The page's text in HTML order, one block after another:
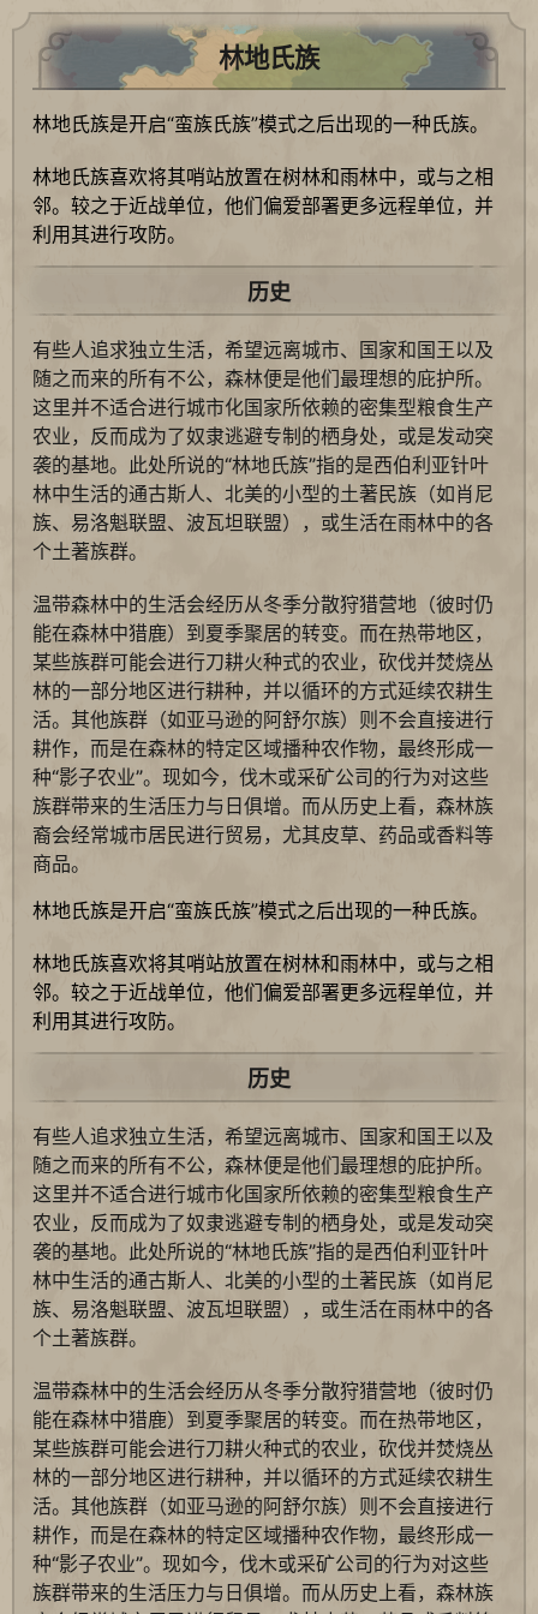
林地氏族
林地氏族是开启“蛮族氏族”模式之后出现的一种氏族。
林地氏族喜欢将其哨站放置在树林和雨林中，或与之相
邻。较之于近战单位，他们偏爱部署更多远程单位，并
利用其进行攻防。
历史
有些人追求独立生活，希望远离城市、国家和国王以及
随之而来的所有不公，森林便是他们最理想的庇护所。
这里并不适合进行城市化国家所依赖的密集型粮食生产
农业，反而成为了奴隶逃避专制的栖身处，或是发动突
袭的基地。此处所说的“林地氏族”指的是西伯利亚针叶
林中生活的通古斯人、北美的小型的土著民族（如肖尼
族、易洛魁联盟、波瓦坦联盟），或生活在雨林中的各
个土著族群。
温带森林中的生活会经历从冬季分散狩猎营地（彼时仍
能在森林中猎鹿）到夏季聚居的转变。而在热带地区，
某些族群可能会进行刀耕火种式的农业，砍伐并焚烧丛
林的一部分地区进行耕种，并以循环的方式延续农耕生
活。其他族群（如亚马逊的阿舒尔族）则不会直接进行
耕作，而是在森林的特定区域播种农作物，最终形成一
种“影子农业”。现如今，伐木或采矿公司的行为对这些
族群带来的生活压力与日俱增。而从历史上看，森林族
裔会经常城市居民进行贸易，尤其皮草、药品或香料等
商品。
林地氏族是开启“蛮族氏族”模式之后出现的一种氏族。
林地氏族喜欢将其哨站放置在树林和雨林中，或与之相
邻。较之于近战单位，他们偏爱部署更多远程单位，并
利用其进行攻防。
历史
有些人追求独立生活，希望远离城市、国家和国王以及
随之而来的所有不公，森林便是他们最理想的庇护所。
这里并不适合进行城市化国家所依赖的密集型粮食生产
农业，反而成为了奴隶逃避专制的栖身处，或是发动突
袭的基地。此处所说的“林地氏族”指的是西伯利亚针叶
林中生活的通古斯人、北美的小型的土著民族（如肖尼
族、易洛魁联盟、波瓦坦联盟），或生活在雨林中的各
个土著族群。
温带森林中的生活会经历从冬季分散狩猎营地（彼时仍
能在森林中猎鹿）到夏季聚居的转变。而在热带地区，
某些族群可能会进行刀耕火种式的农业，砍伐并焚烧丛
林的一部分地区进行耕种，并以循环的方式延续农耕生
活。其他族群（如亚马逊的阿舒尔族）则不会直接进行
耕作，而是在森林的特定区域播种农作物，最终形成一
种“影子农业”。现如今，伐木或采矿公司的行为对这些
族群带来的生活压力与日俱增。而从历史上看，森林族